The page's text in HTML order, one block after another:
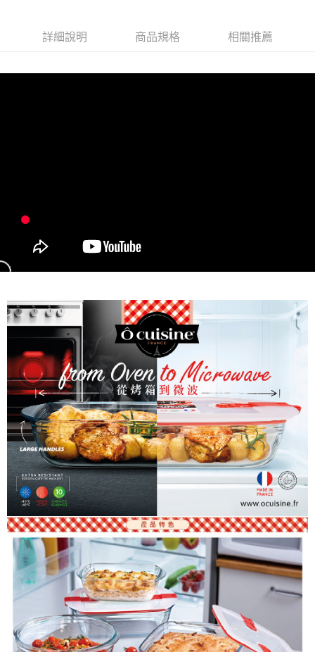
詳細說明 商品規格 相關推薦